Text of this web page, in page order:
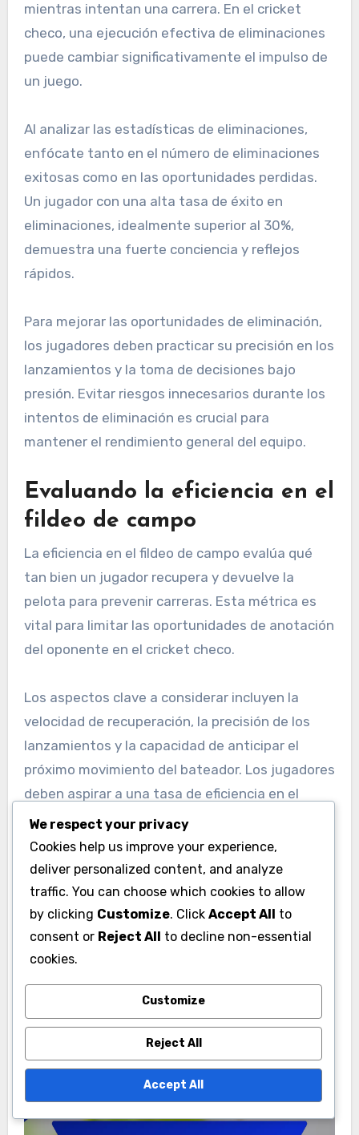
mientras intentan una carrera. En el cricket
checo, una ejecución efectiva de eliminaciones
puede cambiar significativamente el impulso de
un juego.
Al analizar las estadísticas de eliminaciones,
enfócate tanto en el número de eliminaciones
exitosas como en las oportunidades perdidas.
Un jugador con una alta tasa de éxito en
eliminaciones, idealmente superior al 30%,
demuestra una fuerte conciencia y reflejos
rápidos.
Para mejorar las oportunidades de eliminación,
los jugadores deben practicar su precisión en los
lanzamientos y la toma de decisiones bajo
presión. Evitar riesgos innecesarios durante los
intentos de eliminación es crucial para
mantener el rendimiento general del equipo.
Evaluando la eficiencia en el
fildeo de campo
La eficiencia en el fildeo de campo evalúa qué
tan bien un jugador recupera y devuelve la
pelota para prevenir carreras. Esta métrica es
vital para limitar las oportunidades de anotación
del oponente en el cricket checo.
Los aspectos clave a considerar incluyen la
velocidad de recuperación, la precisión de los
lanzamientos y la capacidad de anticipar el
próximo movimiento del bateador. Los jugadores
deben aspirar a una tasa de eficiencia en el
fildeo de campo de alrededor del 80% o más para
ser considerados efectivos.
Para mejorar las habilidades de fildeo de campo,
son esenciales ejercicios regulares que se
centren en la agilidad, la velocidad y el manejo
de la pelota. Los jugadores también deben ser
conscientes de su posición y la importancia de
respaldar a sus compañeros para minimizar las
oportunidades de anotación del oponente.
We respect your privacy
Cookies help us improve your experience,
deliver personalized content, and analyze
traffic. You can choose which cookies to allow
by clicking Customize. Click Accept All to
consent or Reject All to decline non-essential
cookies.
Customize
Reject All
Accept All